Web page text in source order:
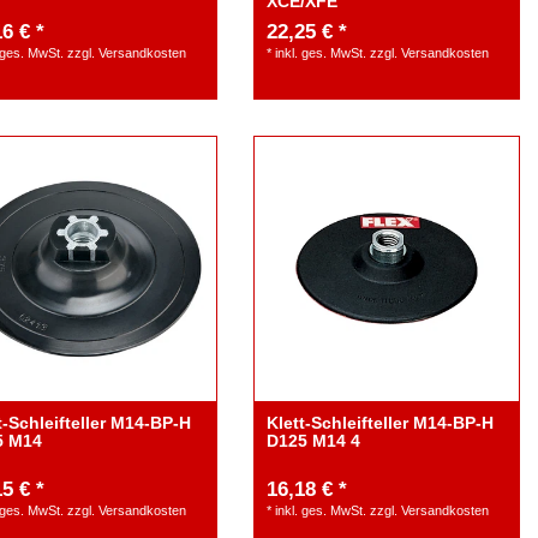
€ *
MwSt. zzgl.Versandkosten
22,25 € *
*inkl. ges. MwSt. zzgl.Versandkosten
Schleifteller M14-BP-H
M14
€ *
MwSt. zzgl.Versandkosten
Klett-Schleifteller M14-BP-H
D125 M14 4
16,18 € *
*inkl. ges. MwSt. zzgl.Versandkosten